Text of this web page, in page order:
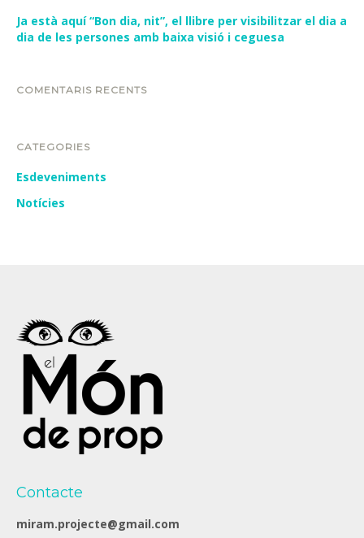
Ja està aquí “Bon dia, nit”, el llibre per visibilitzar el dia a
dia de les persones amb baixa visió i ceguesa
COMENTARIS RECENTS
CATEGORIES
Esdeveniments
Notícies
Contacte
miram.projecte@gmail.com